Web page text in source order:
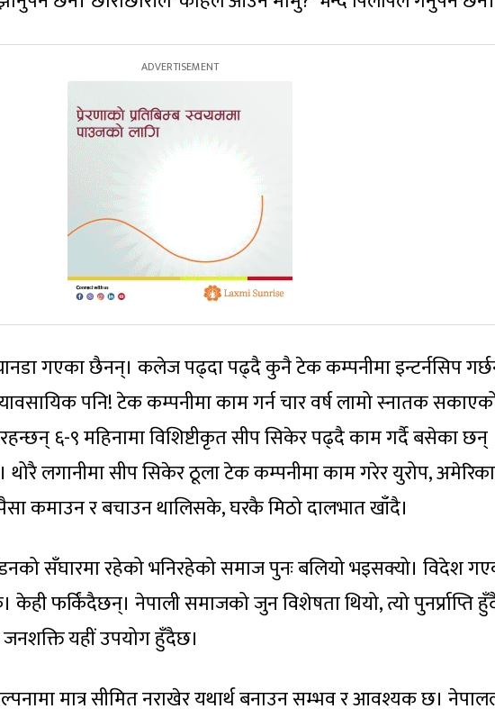
क्यानडा गएका छैनन्। कलेज पढ्दा पढ्दै कुनै टेक कम्पनीमा इन्टर्नसिप
पनि! टेक कम्पनीमा काम गर्न चार वर्ष लामो स्नातक
६-९ महिनामा विशिष्टीकृत सीप सिकेर पढ्दै काम गर्दै बसेका छन्
थोरै लगानीमा सीप सिकेर ठूला टेक कम्पनीमा काम गरेर युरोप,
कमाउन र बचाउन थालिसके, घरकै मिठो दालभात खाँदै।
सँघारमा रहेको भनिरहेको समाज पुनः बलियो भइसक्यो। विदेश
केही फर्किंदैछन्। नेपाली समाजको जुन विशेषता थियो, त्यो पुनर्प्राप्ति
जनशक्ति यहीं उपयोग हुँदैछ।
मात्र सीमित नराखेर यथार्थ बनाउन सम्भव र आवश्यक छ।